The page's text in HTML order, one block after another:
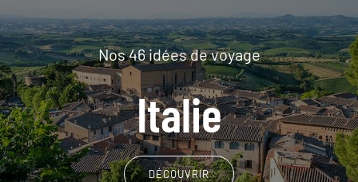
Nos 46 idées de voyage
Italie
DÉCOUVRIR